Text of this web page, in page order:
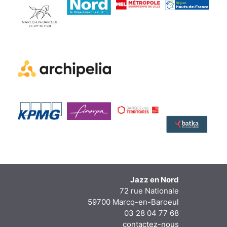
Jazz en Nord
72 rue Nationale
59700 Marcq-en-Baroeul
03 28 04 77 68
contactez-nous